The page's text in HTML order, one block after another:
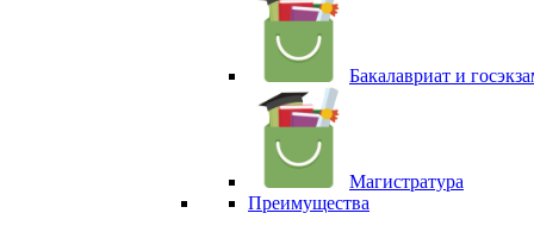
Бакалавриат и
Магистратура
Преимущества